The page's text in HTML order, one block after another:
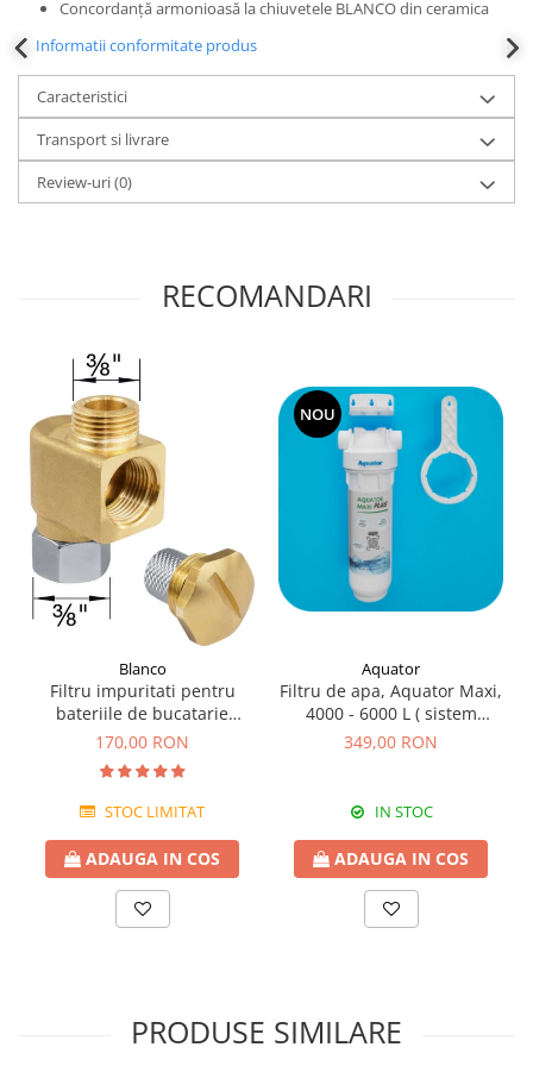
Concordanță armonioasă la chiuvetele BLANCO din ceramica
Informatii conformitate produs
Caracteristici
Transport si livrare
Review-uri(0)
RECOMANDARI
Blanco
Filtru impuritati pentru
bateriile de bucatarie
Blanco
170,00 RON
STOC LIMITAT
ADAUGA IN COS
NOU
Aquator
Filtru de apa, Aquator Maxi,
4000 - 6000 L ( sistem
complet )
349,00 RON
IN STOC
ADAUGA IN COS
PRODUSE SIMILARE